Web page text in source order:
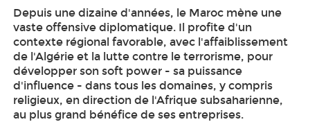
Depuis une dizaine d'années, le Maroc mène une
vaste offensive diplomatique. Il profite d'un
contexte régional favorable, avec l'affaiblissement
de l'Algérie et la lutte contre le terrorisme, pour
développer son soft power - sa puissance
d'influence - dans tous les domaines, y compris
religieux, en direction de l'Afrique subsaharienne,
au plus grand bénéfice de ses entreprises.